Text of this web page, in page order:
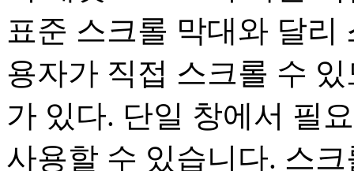
표준 스크롤 막대와 달
용자가 직접 스크롤 수
가 있다. 단일 창에서 필
사용할 수 있습니다. 스